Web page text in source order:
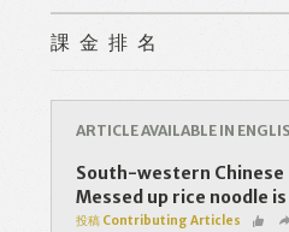
課金排名
ARTICLE AVAILABLE IN
South-western Chinese
Messed up rice noodle
投稿 Contributing Articles